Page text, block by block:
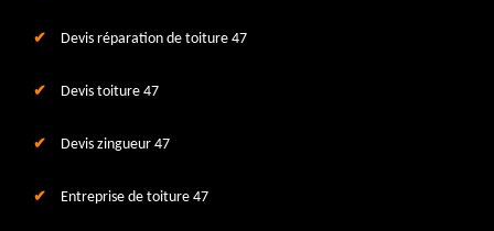
Devis réparation de toiture 47
Devis toiture 47
Devis zingueur 47
Entreprise de toiture 47